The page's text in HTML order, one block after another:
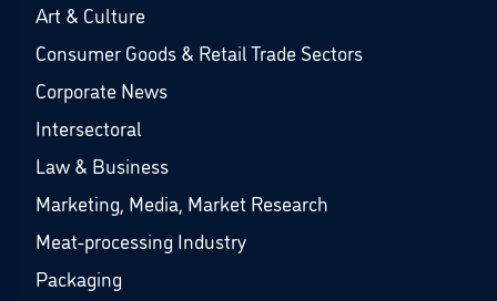
Art & Culture
Consumer Goods & Retail Trade Sectors
Corporate News
Intersectoral
Law & Business
Marketing, Media, Market Research
Meat-processing Industry
Packaging